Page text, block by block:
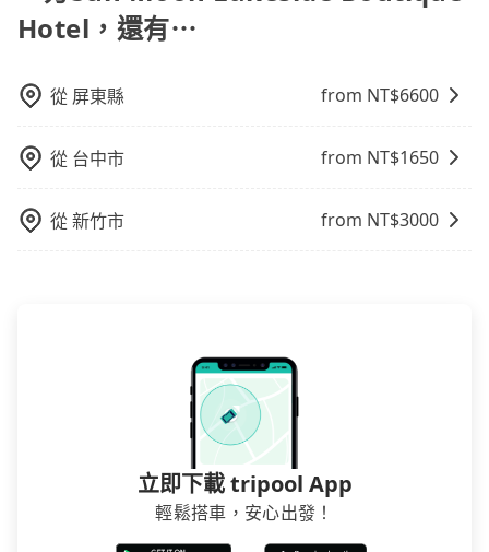
在成本的控制，更是在傳統旺季（年假、端午、中秋、
用到不熟悉的司機或者轉單給其他車行的情況比同行更
低，如此便反應在服務品質的控管會更佳。但tripool網
保證前一天中午以前均可全額取消退費，如已經決定好
Lakeside Boutique Hotel，請儘早下訂以把握最划算的
價格。
行證之小型車。如果您的出行路線會經過高乘載管制時
Hotel，還有⋯
從 屏東縣 from NT$6600
從 台中市 from NT$1650
從新竹市 from NT$3000
立即下載 tripool App
輕鬆搭車，安心出發！